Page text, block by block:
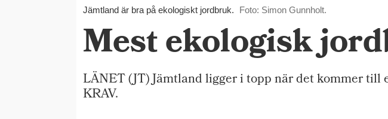
Jämtland är bra på ekologiskt jordbruk. Foto: Simon Gunnholt.
Mest ekologisk
LÄNET (JT) Jämtland ligger i topp när det kommer
KRAV.